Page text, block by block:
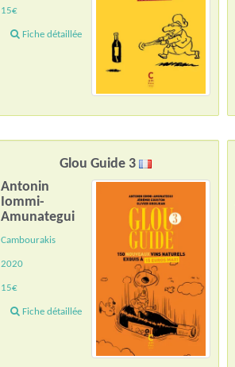
15€
Fiche détaillée
Glou Guide 3
Antonin
Iommi-
Amunategui
Cambourakis
2020
15€
Fiche détaillée